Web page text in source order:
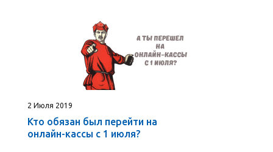
2 Июля 2019
Кто обязан был перейти на
онлайн-кассы с 1 июля?